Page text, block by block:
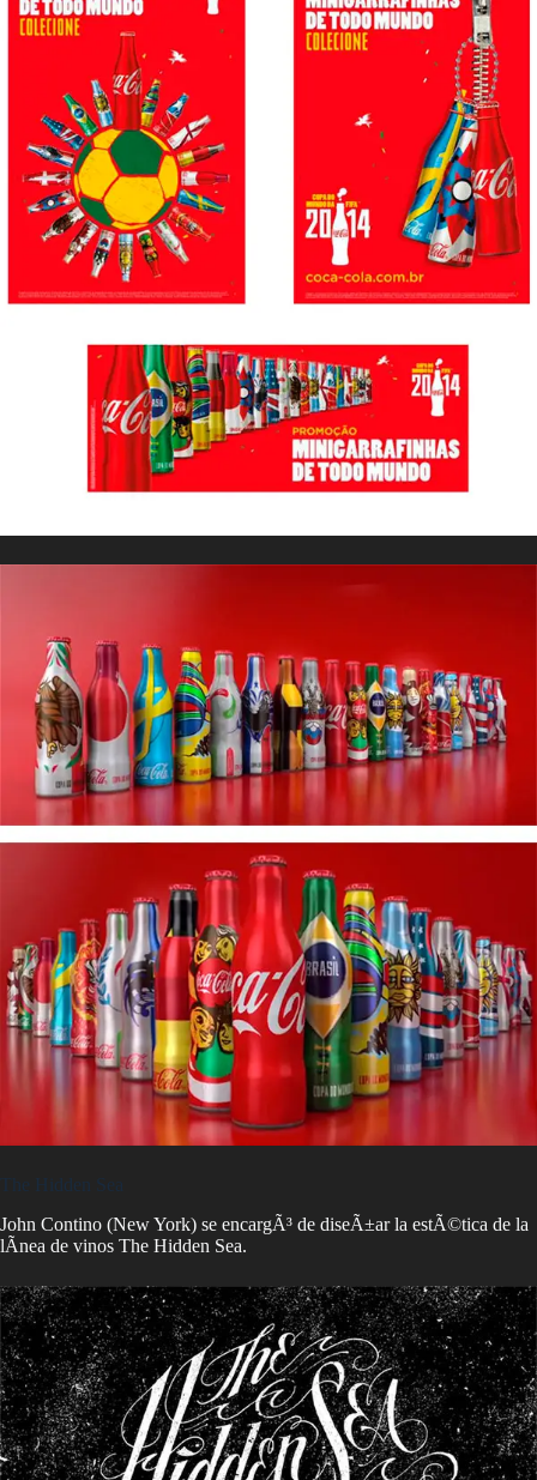
The Hidden Sea
John Contino (New York) se encargÃ³ de diseÃ±ar la estÃ©tica de la
lÃ­nea de vinos The Hidden Sea.